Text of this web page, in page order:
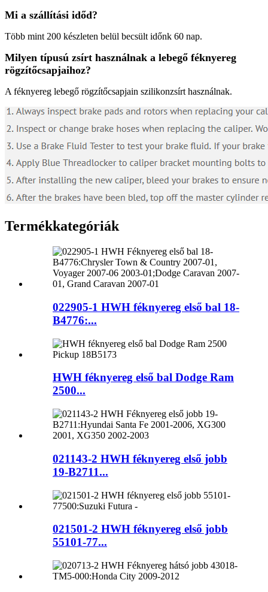
Mi a szállítási időd?
Több mint 200 készleten belül becsült időnk 60 nap.
Milyen típusú zsírt használnak a lebegő féknyereg
rögzítőcsapjaihoz?
A féknyereg lebegő rögzítőcsapjain szilikonzsírt használnak.
Termékkategóriák
022905-1 HWH féknyereg első bal 18-
B4776:...
HWH féknyereg első bal Dodge Ram
2500...
021143-2 HWH féknyereg első jobb
19-B2711...
021501-2 HWH féknyereg első jobb
55101-77...